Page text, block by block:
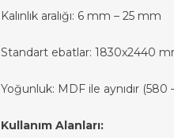
Kalınlık aralığı: 6 mm – 25 mm
Standart ebatlar: 1830x2440
Yoğunluk: MDF ile aynıdır (580
Kullanım Alanları: